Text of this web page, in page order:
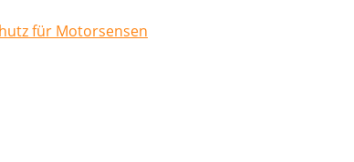
für Motorsensen